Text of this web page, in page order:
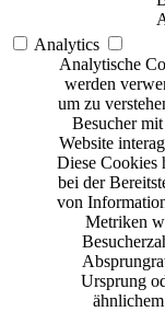
Analytics
Analytische
werden
um zu
Besucher
Website
Diese Cookies
bei der
von
Metriken
Ursprung